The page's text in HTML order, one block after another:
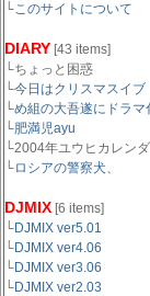
└このサイトについて
DIARY [43 items]
└ちょっと困惑
└今日はクリスマスイブ
└め組の大吾遂にドラマ
└肥満児ayu
└2004年ユウヒカレン
└ロシアの警察犬、
DJMIX [6 items]
└DJMIX ver5.01
└DJMIX ver4.06
└DJMIX ver3.06
└DJMIX ver2.03
ご存
渾身
時代
BGM：